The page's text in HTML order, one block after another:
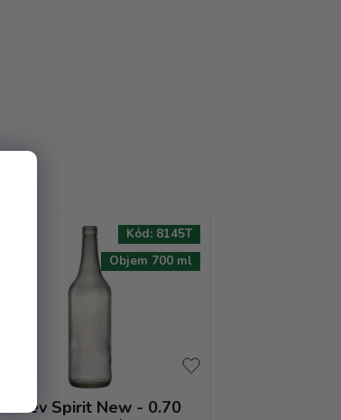
Láhev Spirit New - 0.70
Objem 700 ml
Kód: 8145T